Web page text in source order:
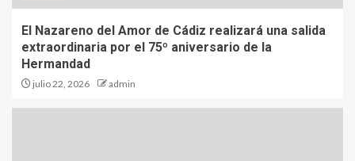
El Nazareno del Amor de Cádiz realizará una salida
extraordinaria por el 75º aniversario de la
Hermandad
julio 22, 2026 admin